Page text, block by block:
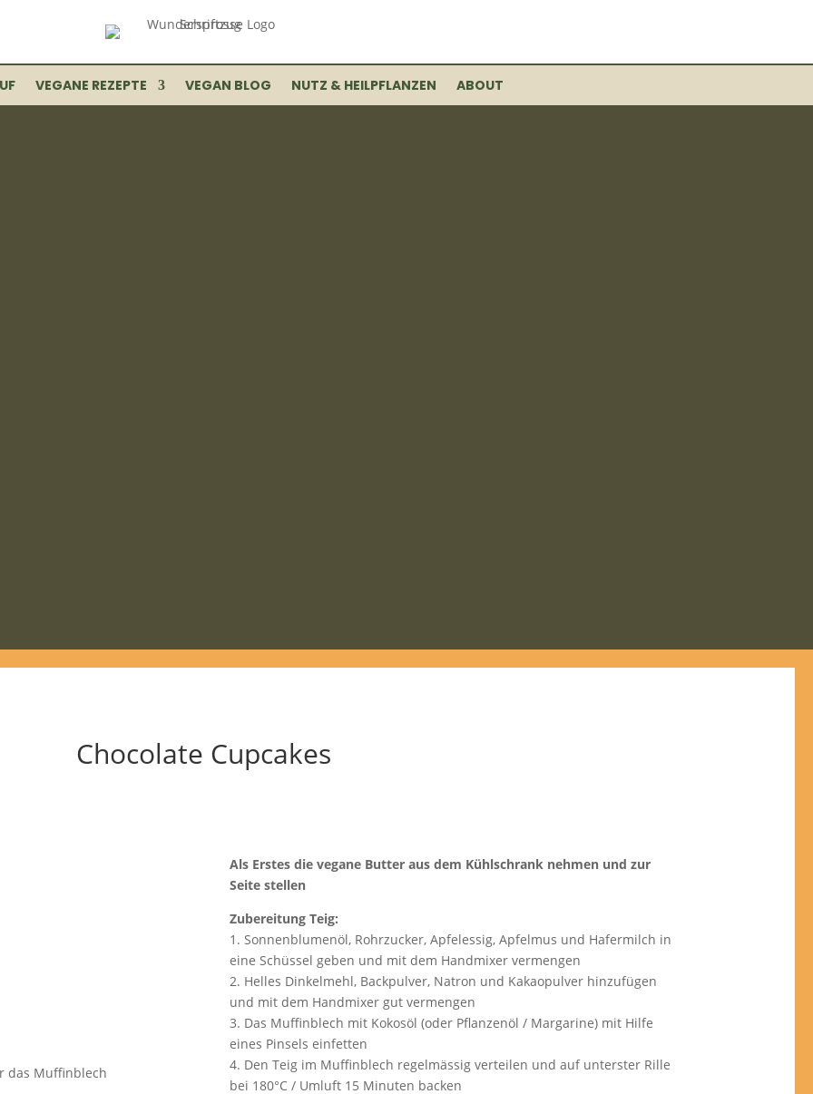
VEGANE REZEPTE VEGAN BLOG NUTZ & HEILPFLANZEN ABOUT
Chocolate Cupcakes
das Muffinblech
Als Erstes die vegane Butter aus dem Kühlschrank nehmen und zur
Seite stellen
Zubereitung Teig:
1. Sonnenblumenöl, Rohrzucker, Apfelessig, Apfelmus und Hafermilch in
eine Schüssel geben und mit dem Handmixer vermengen
2. Helles Dinkelmehl, Backpulver, Natron und Kakaopulver hinzufügen
und mit dem Handmixer gut vermengen
3. Das Muffinblech mit Kokosöl (oder Pflanzenöl / Margarine) mit Hilfe
eines Pinsels einfetten
4. Den Teig im Muffinblech regelmässig verteilen und auf unterster Rille
bei 180°C / Umluft 15 Minuten backen